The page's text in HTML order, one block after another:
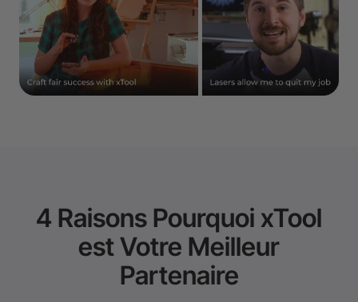
4 Raisons Pourquoi xTool
est Votre Meilleur
Partenaire